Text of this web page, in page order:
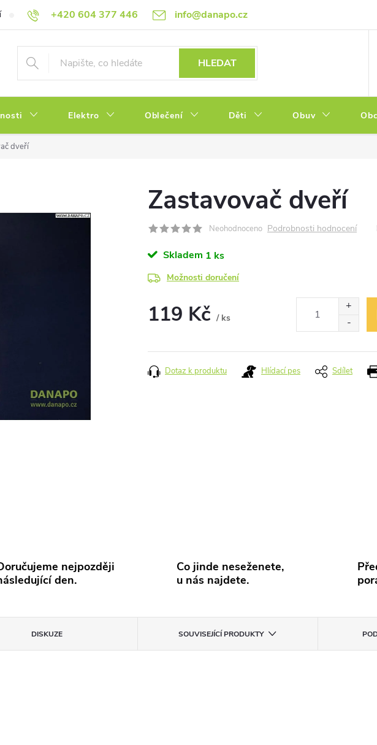
+420 604 377 446 info@danapo.cz
Hodnocení obchodu Obchodní podmínky Reklamace a výměna zboží Podmínky
HLEDAT
Elektro Oblečení Děti Obuv
dveří
Zastavovač dveří
Neohodnoceno Podrobnosti hodnocení
Skladem 1 ks
Možnosti doručení
119 Kč / ks
Dotaz k produktu Hlídací pes Sdílet
nejpozději
den.
Co jinde neseženete,
u nás najdete.
DISKUZE SOUVISEJÍCÍ PRODUKTY